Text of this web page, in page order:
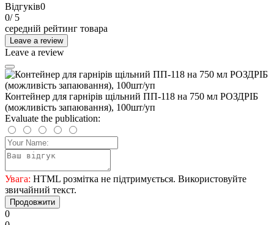
Відгуків0
0/ 5
середній рейтинг товара
Leave a review
Leave a review
Контейнер для гарнірів щільний ПП-118 на 750 мл РОЗДРІБ
(можливість запаювання), 100шт/уп
Evaluate the publication:
Увага: HTML розмітка не підтримується. Використовуйте
звичайний текст.
Продовжити
0